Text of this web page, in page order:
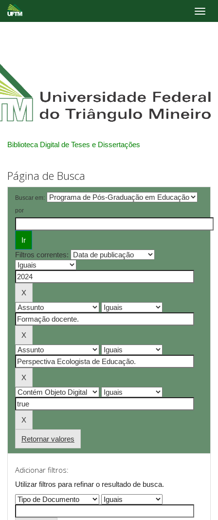
Biblioteca Digital de Teses e Dissertações
Página de Busca
Buscar em:
por
Filtros correntes:
Retornar valores
Adicionar filtros:
Utilizar filtros para refinar o resultado de busca.